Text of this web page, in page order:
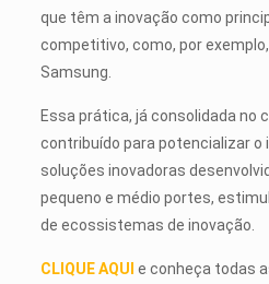
que têm a inovação como
competitivo, como, por
Samsung.
Essa prática, já consolidada no
contribuído para potencializar
soluções inovadoras
pequeno e médio portes,
de ecossistemas de inovação.
CLIQUE AQUI e conheça todas